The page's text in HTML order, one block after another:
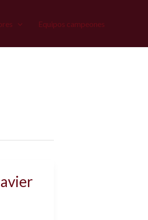
Equipos campeones